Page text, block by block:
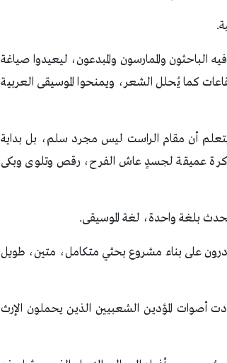
الباحثون والممارسون والمبدعون، ليعيدوا صياغة
كما يُحلل الشعر، ويمنحوا الموسيقى العربية
أن مقام الراست ليس مجرد سلم، بل بداية
عميقة لجسدٍ عاش الفرح، رقص وتلوى وبكى
بلغة واحدة، لغة الموسيقى.
على بناء مشروع بحثي متكامل، متين، طويل
أصوات المؤدين الشعبيين الذين يحملون الإرث